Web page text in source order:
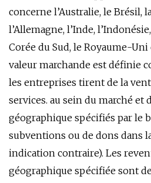
concerne l’Australie, le Brésil,
l’Allemagne, l’Inde,
Corée du Sud, le Royaume-
valeur marchande est définie
les entreprises tirent de la
services. au sein du marché et
géographique spécifiés par le
subventions ou de dons dans
indication contraire). Les
géographique spécifiée sont